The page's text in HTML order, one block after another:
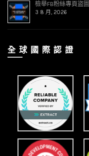
檢舉FB粉絲專頁盜
3 8 月, 2026
全 球 國 際 認 證